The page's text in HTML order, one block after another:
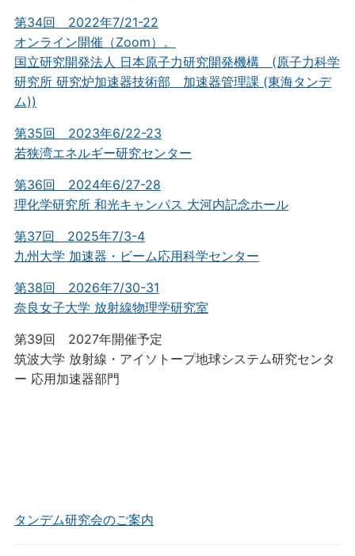
第34回 2022年7/21-22
オンライン開催（Zoom）。
国立研究開発法人 日本原子力研究開発機構 (原子力科学
研究所 研究炉加速器技術部 加速器管理課 (東海タンデ
ム))
第35回 2023年6/22-23
若狭湾エネルギー研究センター
第36回 2024年6/27-28
理化学研究所 和光キャンパス 大河内記念ホール
第37回 2025年7/3-4
九州大学 加速器・ビーム応用科学センター
第38回 2026年7/30-31
奈良女子大学 放射線物理学研究室
第39回 2027年開催予定
筑波大学 放射線・アイソトープ地球システム研究センタ
ー 応用加速器部門
タンデム研究会のご案内